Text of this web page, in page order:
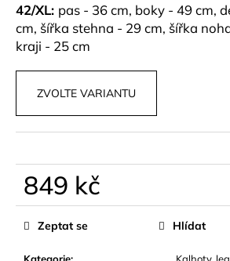
42/XL: pas - 36 cm, boky - 49 cm,
cm, šířka stehna - 29 cm, šířka
kraji - 25 cm
ZVOLTE VARIANTU
849 kč
Měrná
Kategorie: Kalhoty,
Zeptat se Hlídat